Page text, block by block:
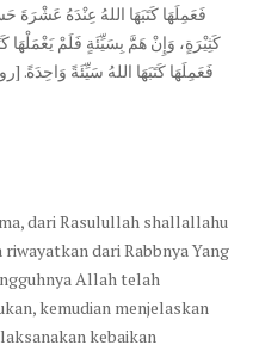
فَعَمِلَهَا كَتَبَهَا اللهُ عِنْدَهُ
كَثِيْرَةٍ، وَإِنْ هَمَّ بِسَيِّئَةٍ فَلَمْ يَعْمَلْهَا
فَعَمِلَهَا كَتَبَهَا اللهُ سَيِّئَةً
dari Rasulullah shallallahu
riwayatkan dari Rabbnya Yang
Allah telah
kemudian menjelaskan
kebaikan